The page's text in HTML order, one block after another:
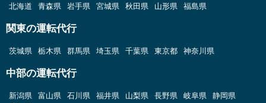
北海道 青森県 岩手県 宮城県 秋田県 山形県 福島県
関東の運転代行
茨城県 栃木県 群馬県 埼玉県 千葉県 東京都 神奈川県
中部の運転代行
新潟県 富山県 石川県 福井県 山梨県 長野県 岐阜県
静岡県